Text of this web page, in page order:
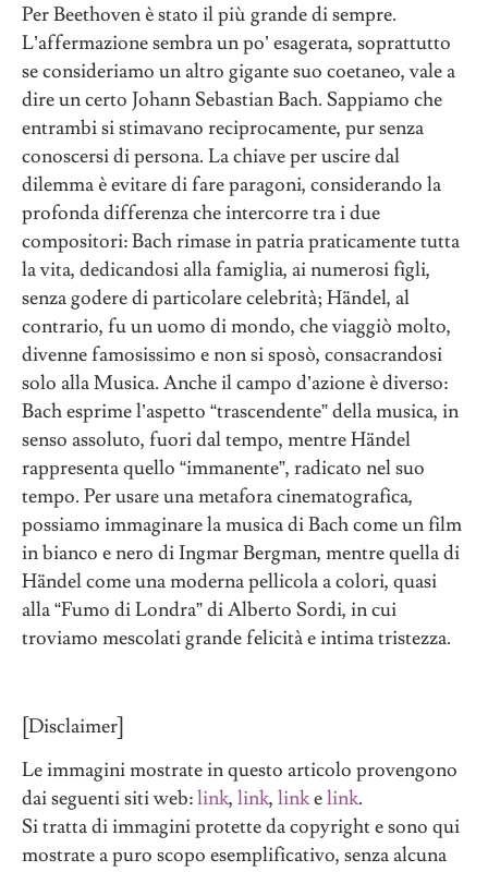
Per Beethoven è stato il più grande di sempre.
L’affermazione sembra un po’ esagerata, soprattutto
se consideriamo un altro gigante suo coetaneo, vale a
dire un certo Johann Sebastian Bach. Sappiamo che
entrambi si stimavano reciprocamente, pur senza
conoscersi di persona. La chiave per uscire dal
dilemma è evitare di fare paragoni, considerando la
profonda differenza che intercorre tra i due
compositori: Bach rimase in patria praticamente tutta
la vita, dedicandosi alla famiglia, ai numerosi figli,
senza godere di particolare celebrità; Händel, al
contrario, fu un uomo di mondo, che viaggiò molto,
divenne famosissimo e non si sposò, consacrandosi
solo alla Musica. Anche il campo d’azione è diverso:
Bach esprime l’aspetto “trascendente” della musica, in
senso assoluto, fuori dal tempo, mentre Händel
rappresenta quello “immanente”, radicato nel suo
tempo. Per usare una metafora cinematografica,
possiamo immaginare la musica di Bach come un film
in bianco e nero di Ingmar Bergman, mentre quella di
Händel come una moderna pellicola a colori, quasi
alla “Fumo di Londra” di Alberto Sordi, in cui
troviamo mescolati grande felicità e intima tristezza.
[Disclaimer]
Le immagini mostrate in questo articolo provengono
dai seguenti siti web:link, link, linkelink.
Si tratta di immagini protette da copyright e sono qui
mostrate a puro scopo esemplificativo, senza alcuna